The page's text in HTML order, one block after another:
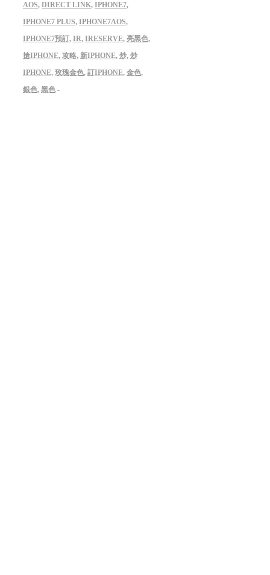
AOS, DIRECT LINK, IPHONE7,
IPHONE7 PLUS, IPHONE7AOS,
IPHONE7預訂, IR, IRESERVE, 亮黑色,
搶IPHONE, 攻略, 新IPHONE, 炒, 炒
IPHONE, 玫瑰金色, 訂IPHONE, 金色,
銀色, 黑色